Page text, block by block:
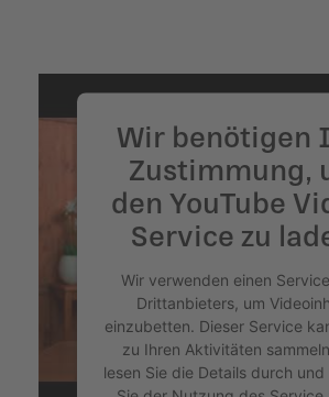
Wir benötigen
Zustimmung,
den YouTube
Service zu
Wir verwenden einen
Drittanbieters, um
einzubetten. Dieser Service
zu Ihren Aktivitäten
lesen Sie die Details durch und